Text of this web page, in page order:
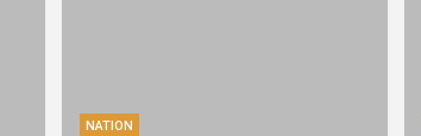
NATION